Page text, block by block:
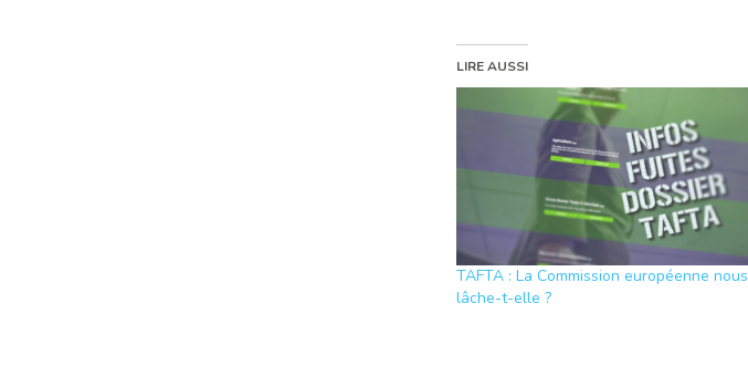
LIRE AUSSI
TAFTA : La Commission européenne nous
lâche-t-elle ?